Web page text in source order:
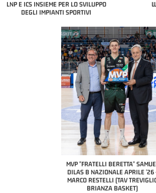
LNP E ICS INSIEME PER LO SVILUPPO
DEGLI IMPIANTI SPORTIVI
MVP "FRATELLI BERETTA"
DILAS B NAZIONALE APRILE '26
MARCO RESTELLI (TAV
BRIANZA BASKET)